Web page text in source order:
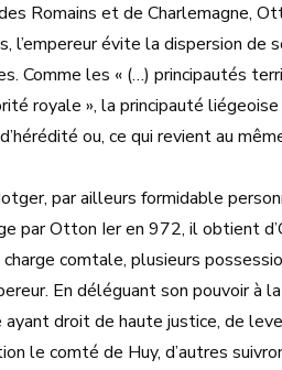
Romains et de Charlemagne,
évite la dispersion de
Comme les « (…) principautés
royale », la principauté
ou, ce qui revient au
par ailleurs formidable
par Otton Ier en 972, il obtient
comtale, plusieurs
En déléguant son pouvoir
ayant droit de haute justice, de
le comté de Huy, d’autres